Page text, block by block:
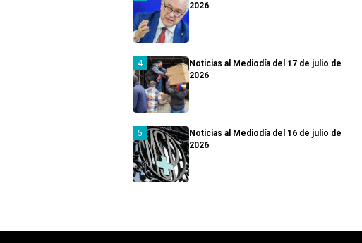
2026
Noticias al Mediodía del 17 de julio de
2026
Noticias al Mediodía del 16 de julio de
2026